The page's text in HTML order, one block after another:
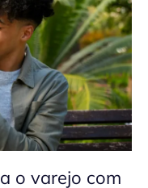
o varejo com